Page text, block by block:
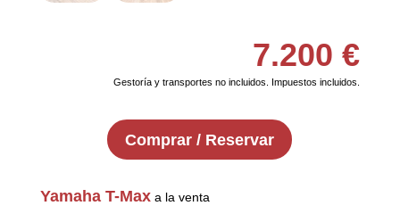
7.200€
Gestoría y transportes no incluidos. Impuestos incluidos.
Comprar / Reservar
Yamaha T-Maxa la venta